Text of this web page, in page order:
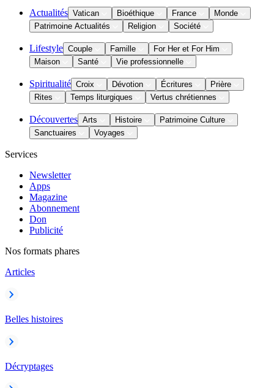
Actualités Vatican Bioéthique France
Monde
Patrimoine Actualités
Religion Société
Lifestyle Couple Famille
For Her et For Him
Maison
Santé Vie professionnelle
Spiritualité Croix Dévotion Écritures
Prière
Rites
Temps liturgiques Vertus chrétiennes
Découvertes Arts Histoire
Patrimoine Culture
Sanctuaires
Voyages
Services
Newsletter
Apps
Magazine
Abonnement
Don
Publicité
Nos formats phares
Articles
Belles histoires
Décryptages